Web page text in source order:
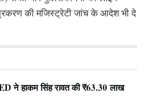
की मजिस्ट्रेटी जांच के आदेश भी दे
ने हाकम सिंह रावत की ₹63.30 लाख